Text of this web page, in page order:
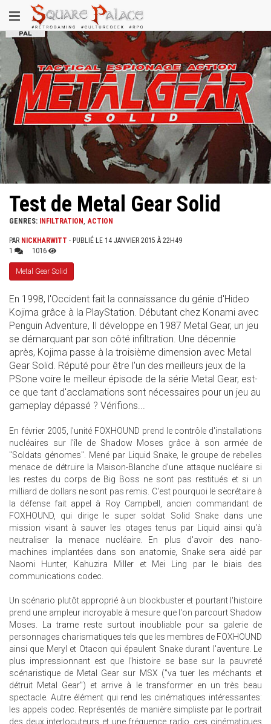
au
contenu
principal
Toggle
navigation
Test de Metal Gear Solid
GENRES: INFILTRATION ACTION
PAR NICKHARWITT - PUBLIÉ LE 14 JANVIER 2015 À 22H49
1
1016
Metal Gear Solid
En 1998, l'Occident fait la connaissance du génie d'Hideo
Kojima grâce à la PlayStation. Débutant chez Konami avec
Penguin Adventure, Il développe en 1987 Metal Gear, un jeu
se démarquant par son côté infiltration. Une décennie
après, Kojima passe à la troisième dimension avec Metal
Gear Solid. Réputé pour être l'un des meilleurs jeux de la
PSone voire le meilleur épisode de la série Metal Gear, est-
ce que tant d'acclamations sont nécessaires pour un jeu au
gameplay dépassé ? Vérifions...
En février 2005, l'unité FOXHOUND prend le contrôle d'installations
nucléaires sur l'île de Shadow Moses grâce à son armée de
"Soldats génomes". Mené par Liquid Snake, le groupe de rebelles
menace de détruire la Maison-Blanche d'une attaque nucléaire si
les restes du corps de Big Boss ne sont pas restitués et si un
milliard de dollars ne sont pas remis. C'est pourquoi le secrétaire à
la défense fait appel à Roy Campbell, ancien commandant de
FOXHOUND, qui dirige le super soldat Solid Snake dans une
mission visant à sauver les otages tenus par Liquid ainsi qu'à
neutraliser la menace nucléaire. En plus d'avoir des nano-
machines implantées dans son anatomie, Snake sera aidé par
Naomi Hunter, Kahuzira Miller et Mei Ling par le biais des
communications codec.
Un scénario plutôt approprié à un blockbuster et pourtant l'histoire
prend une ampleur incroyable à mesure que l'on parcourt Shadow
Moses. La trame reste surtout inoubliable pour sa galerie de
personnages charismatiques tels que les membres de FOXHOUND
ainsi que Meryl et Otacon qui épaulent Snake durant l'aventure. Le
plus impressionnant est que l'histoire se base sur la pauvreté
scénaristique de Metal Gear sur MSX ("va tuer les méchants et
détruit Metal Gear") et arrive à le transformer en un très beau
spectacle. Autre élément qui rend les cinématiques intéressantes:
les appels codec. Représentés de manière simpliste par le portrait
des deux interlocuteurs et une fréquence radio, ces cinématiques